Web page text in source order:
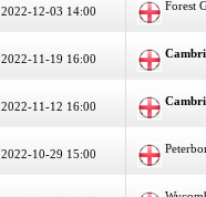
2022-12-03 14:00 Forest
2022-11-19 16:00
2022-11-12 16:00
2022-10-29 15:00